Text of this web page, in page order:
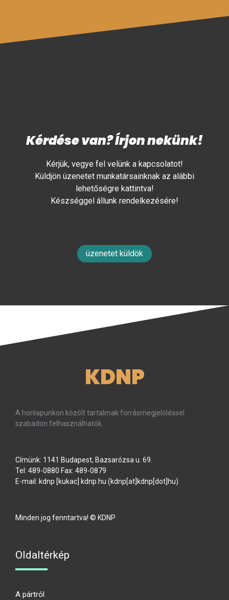
Kérdése van? Írjon nekünk!
Kérjük, vegye fel velünk a kapcsolatot!
Küldjön üzenetet munkatársainknak az alábbi
lehetőségre kattintva!
Készséggel állunk rendelkezésére!
üzenetet küldök
KDNP
A honlapunkon közölt tartalmak forrásmegjelöléssel
szabadon felhasználhatók.
Címünk: 1141 Budapest, Bazsarózsa u. 69.
Tel: 489-0880 Fax: 489-0879
E-mail: kdnp [kukac] kdnp hu (kdnp[at]kdnp[dot]hu)
Minden jog fenntartva! © KDNP
Oldaltérkép
A pártról